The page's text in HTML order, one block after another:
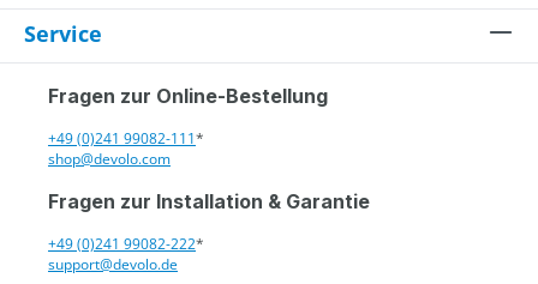
Service
Fragen zur Online-Bestellung
+49 (0)241 99082-111*
shop@devolo.com
Fragen zur Installation & Garantie
+49 (0)241 99082-222*
support@devolo.de